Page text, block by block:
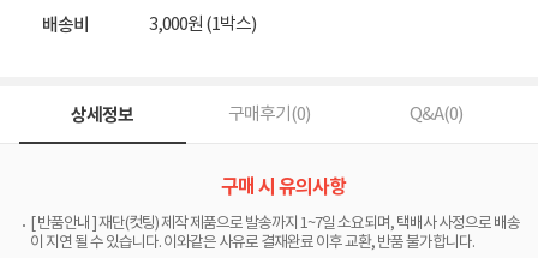
배송비 3,000원 (1박스)
상세정보 구매후기(0) Q&A(0)
구매 시 유의사항
[ 반품안내 ] 재단(컷팅) 제작 제품으로 발송까지 1~7일 소요되며, 택배사 사정으로 배송
이 지연 될 수 있습니다. 이와같은 사유로 결재완료 이후 교환, 반품 불가합니다.